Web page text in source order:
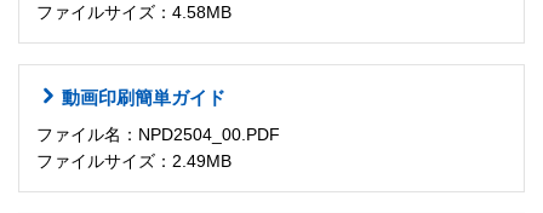
ファイルサイズ：4.58MB
動画印刷簡単ガイド
ファイル名：NPD2504_00.PDF
ファイルサイズ：2.49MB